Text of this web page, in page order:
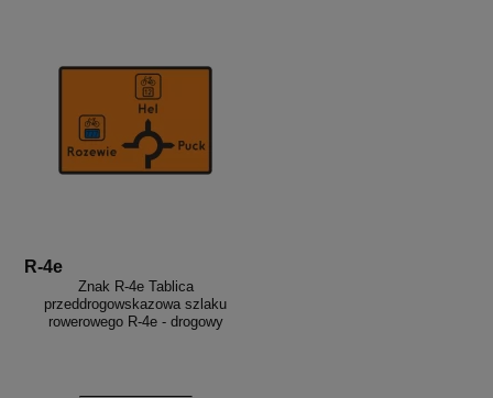
R-4e
Znak R-4e Tablica
przeddrogowskazowa szlaku
rowerowego R-4e - drogowy